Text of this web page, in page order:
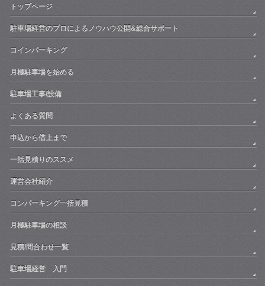
トップページ
駐車場経営のプロによるノウハウ公開&総合サポート
コインパーキング
月極駐車場を始める
駐車場工事/設備
よくある質問
申込から借上まで
一括見積りのススメ
運営会社紹介
コンパーキング一括見積
月極駐車場の相談
見積/問合わせ一覧
駐車場経営 入門